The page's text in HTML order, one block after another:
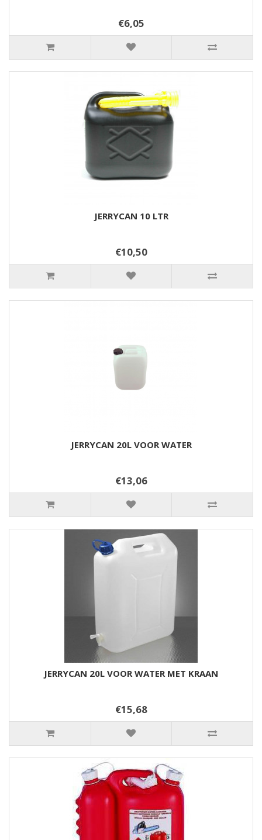
€6,05
JERRYCAN 10 LTR
€10,50
JERRYCAN 20L VOOR WATER
€13,06
JERRYCAN 20L VOOR WATER MET KRAAN
€15,68